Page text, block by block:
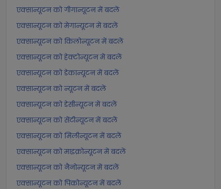
एक्सान्यूटन को गीगान्यूटन में बदलें
एक्सान्यूटन को मेगान्यूटन में बदलें
एक्सान्यूटन को किलोन्यूटन में बदलें
एक्सान्यूटन को हेक्टोन्यूटन में बदलें
एक्सान्यूटन को डेकान्यूटन में बदलें
एक्सान्यूटन को न्यूटन में बदलें
एक्सान्यूटन को डेसीन्यूटन में बदलें
एक्सान्यूटन को सेंटीन्यूटन में बदलें
एक्सान्यूटन को मिलीन्यूटन में बदलें
एक्सान्यूटन को माइक्रोन्यूटन में बदलें
एक्सान्यूटन को नैनोन्यूटन में बदलें
एक्सान्यूटन को पिकोन्यूटन में बदलें